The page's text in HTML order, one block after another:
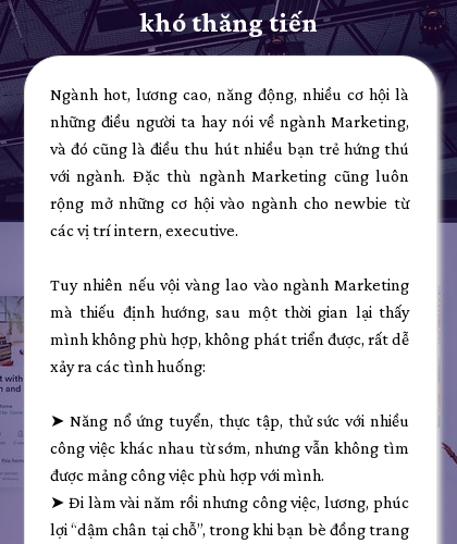
khó thăng tiến
Ngành hot, lương cao, năng động, nhiều cơ hội là
những điều người ta hay nói về ngành Marketing,
và đó cũng là điều thu hút nhiều bạn trẻ hứng thú
với ngành. Đặc thù ngành Marketing cũng luôn
rộng mở những cơ hội vào ngành cho newbie từ
các vị trí intern, executive.
Tuy nhiên nếu vội vàng lao vào ngành Marketing
mà thiếu định hướng, sau một thời gian lại thấy
mình không phù hợp, không phát triển được, rất dễ
xảy ra các tình huống:
➤ Năng nổ ứng tuyển, thực tập, thử sức với nhiều
công việc khác nhau từ sớm, nhưng vẫn không tìm
được mảng công việc phù hợp với mình.
➤ Đi làm vài năm rồi nhưng công việc, lương, phúc
lợi “dậm chân tại chỗ”, trong khi bạn bè đồng trang